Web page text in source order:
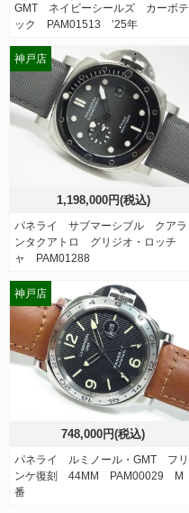
GMT ネイビーシールズ カーボテ
ック PAM01513 ’25年
1,198,000円(税込)
パネライ サブマーシブル クアラ
ンタクアトロ グリジオ・ロッチ
ャ PAM01288
神戸店
748,000円(税込)
パネライ ルミノール・GMT フリ
ンケ復刻 44MM PAM00029 M
番
神戸店